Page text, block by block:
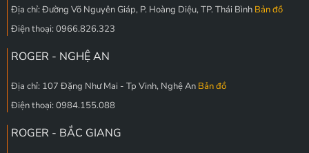
Địa chỉ: Đường Võ Nguyên Giáp, P. Hoàng Diệu, TP. Thái Bình Bản đồ
Điện thoại: 0966.826.323
ROGER - NGHỆ AN
Địa chỉ: 107 Đặng Như Mai - Tp Vinh, Nghệ An Bản đồ
Điện thoại: 0984.155.088
ROGER - BẮC GIANG